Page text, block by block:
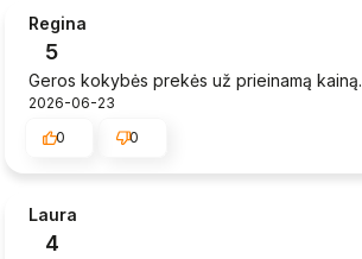
Regina
5
Geros kokybės prekės už prieinamą kainą.
2026-06-23
0
0
Laura
4